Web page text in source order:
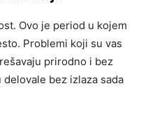
Ovo je period u kojem
Problemi koji su vas
prirodno i bez
bez izlaza sada